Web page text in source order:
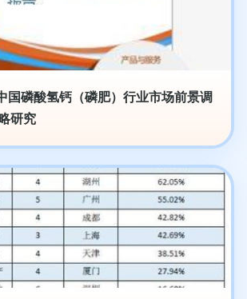
国磷酸氢钙（磷肥）行业市场前景调
研究